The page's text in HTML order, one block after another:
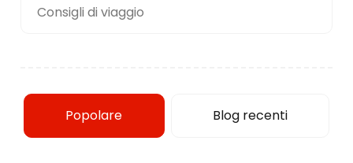
Consigli di viaggio
Popolare Blog recenti